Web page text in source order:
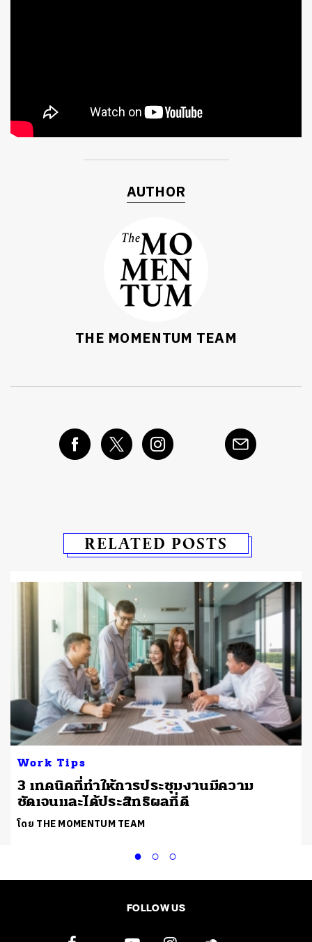
AUTHOR
THE MOMENTUM TEAM
RELATED POSTS
Work Tips
3 เทคนิคที่ทำให้การประชุมงานมีความ
ชัดเจนและได้ประสิทธิผลที่ดี
โดย THE MOMENTUM TEAM
FOLLOW US
TWEET LINE